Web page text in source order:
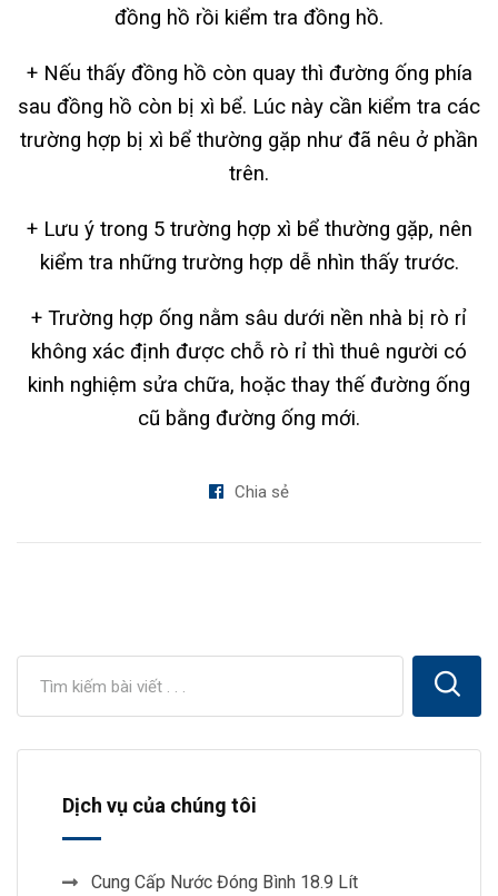
đồng hồ rồi kiểm tra đồng hồ.
+ Nếu thấy đồng hồ còn quay thì đường ống phía
sau đồng hồ còn bị xì bể. Lúc này cần kiểm tra các
trường hợp bị xì bể thường gặp như đã nêu ở phần
trên.
+ Lưu ý trong 5 trường hợp xì bể thường gặp, nên
kiểm tra những trường hợp dễ nhìn thấy trước.
+ Trường hợp ống nằm sâu dưới nền nhà bị rò rỉ
không xác định được chỗ rò rỉ thì thuê người có
kinh nghiệm sửa chữa, hoặc thay thế đường ống
cũ bằng đường ống mới.
Chia sẻ
Dịch vụ của chúng tôi
Cung Cấp Nước Đóng Bình 18.9 Lít